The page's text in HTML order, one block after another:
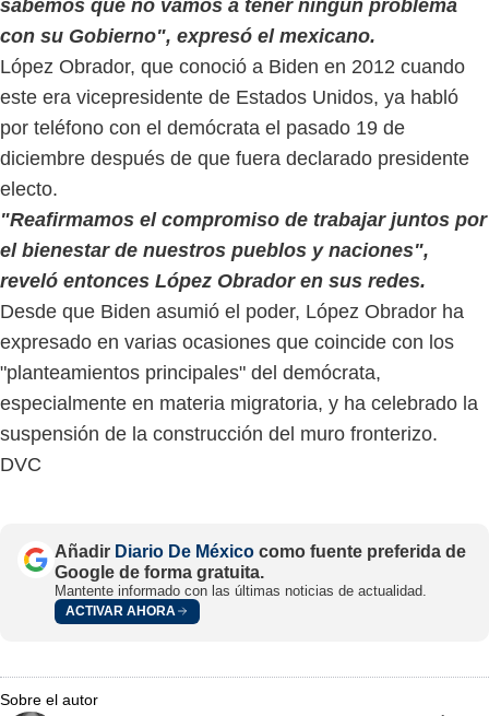
sabemos que no vamos a tener ningún problema
con su Gobierno", expresó el mexicano.
López Obrador, que conoció a Biden en 2012 cuando
este era vicepresidente de Estados Unidos, ya habló
por teléfono con el demócrata el pasado 19 de
diciembre después de que fuera declarado presidente
electo.
"Reafirmamos el compromiso de trabajar juntos por
el bienestar de nuestros pueblos y naciones",
reveló entonces López Obrador en sus redes.
Desde que Biden asumió el poder, López Obrador ha
expresado en varias ocasiones que coincide con los
"planteamientos principales" del demócrata,
especialmente en materia migratoria, y ha celebrado la
suspensión de la construcción del muro fronterizo.
DVC
Añadir Diario De México como fuente preferida de
Google de forma gratuita.
Mantente informado con las últimas noticias de actualidad.
ACTIVAR AHORA
Sobre el autor